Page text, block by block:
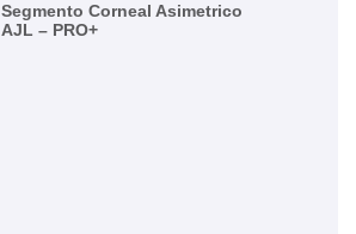
Segmento Corneal Asimetrico
AJL – PRO+